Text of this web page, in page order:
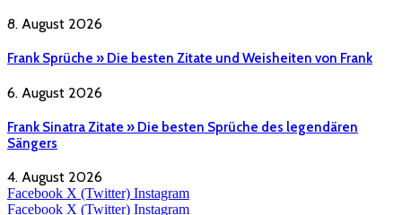
8. August 2026
Frank Sprüche » Die besten Zitate und Weisheiten von Frank
6. August 2026
Frank Sinatra Zitate » Die besten Sprüche des legendären
Sängers
4. August 2026
Facebook X (Twitter) Instagram
Facebook X (Twitter) Instagram